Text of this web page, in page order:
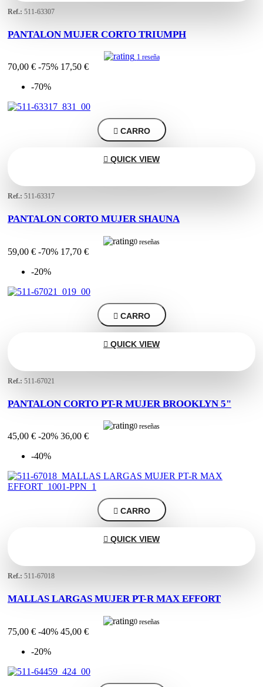
Ref.: 511-63307
PANTALON MUJER CORTO TRIUMPH
1 reseña
70,00 € -75% 17,50 €
-70%
 CARRO
 QUICK VIEW
Ref.: 511-63317
PANTALON CORTO MUJER SHAUNA
0 reseñas
59,00 € -70% 17,70 €
-20%
 CARRO
 QUICK VIEW
Ref.: 511-67021
PANTALON CORTO PT-R MUJER BROOKLYN 5"
0 reseñas
45,00 € -20% 36,00 €
-40%
 CARRO
 QUICK VIEW
Ref.: 511-67018
MALLAS LARGAS MUJER PT-R MAX EFFORT
0 reseñas
75,00 € -40% 45,00 €
-20%